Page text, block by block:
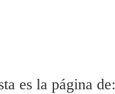
es la página de: